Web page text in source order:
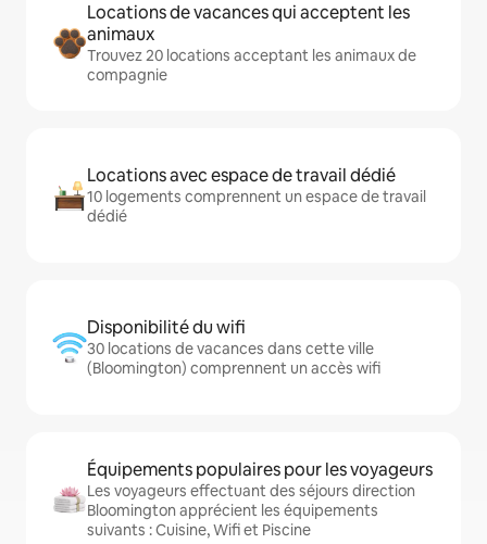
Locations de vacances qui acceptent les
animaux
Trouvez 20 locations acceptant les animaux de
compagnie
Locations avec espace de travail dédié
10 logements comprennent un espace de travail
dédié
Disponibilité du wifi
30 locations de vacances dans cette ville
(Bloomington) comprennent un accès wifi
Équipements populaires pour les voyageurs
Les voyageurs effectuant des séjours direction
Bloomington apprécient les équipements
suivants : Cuisine, Wifi et Piscine